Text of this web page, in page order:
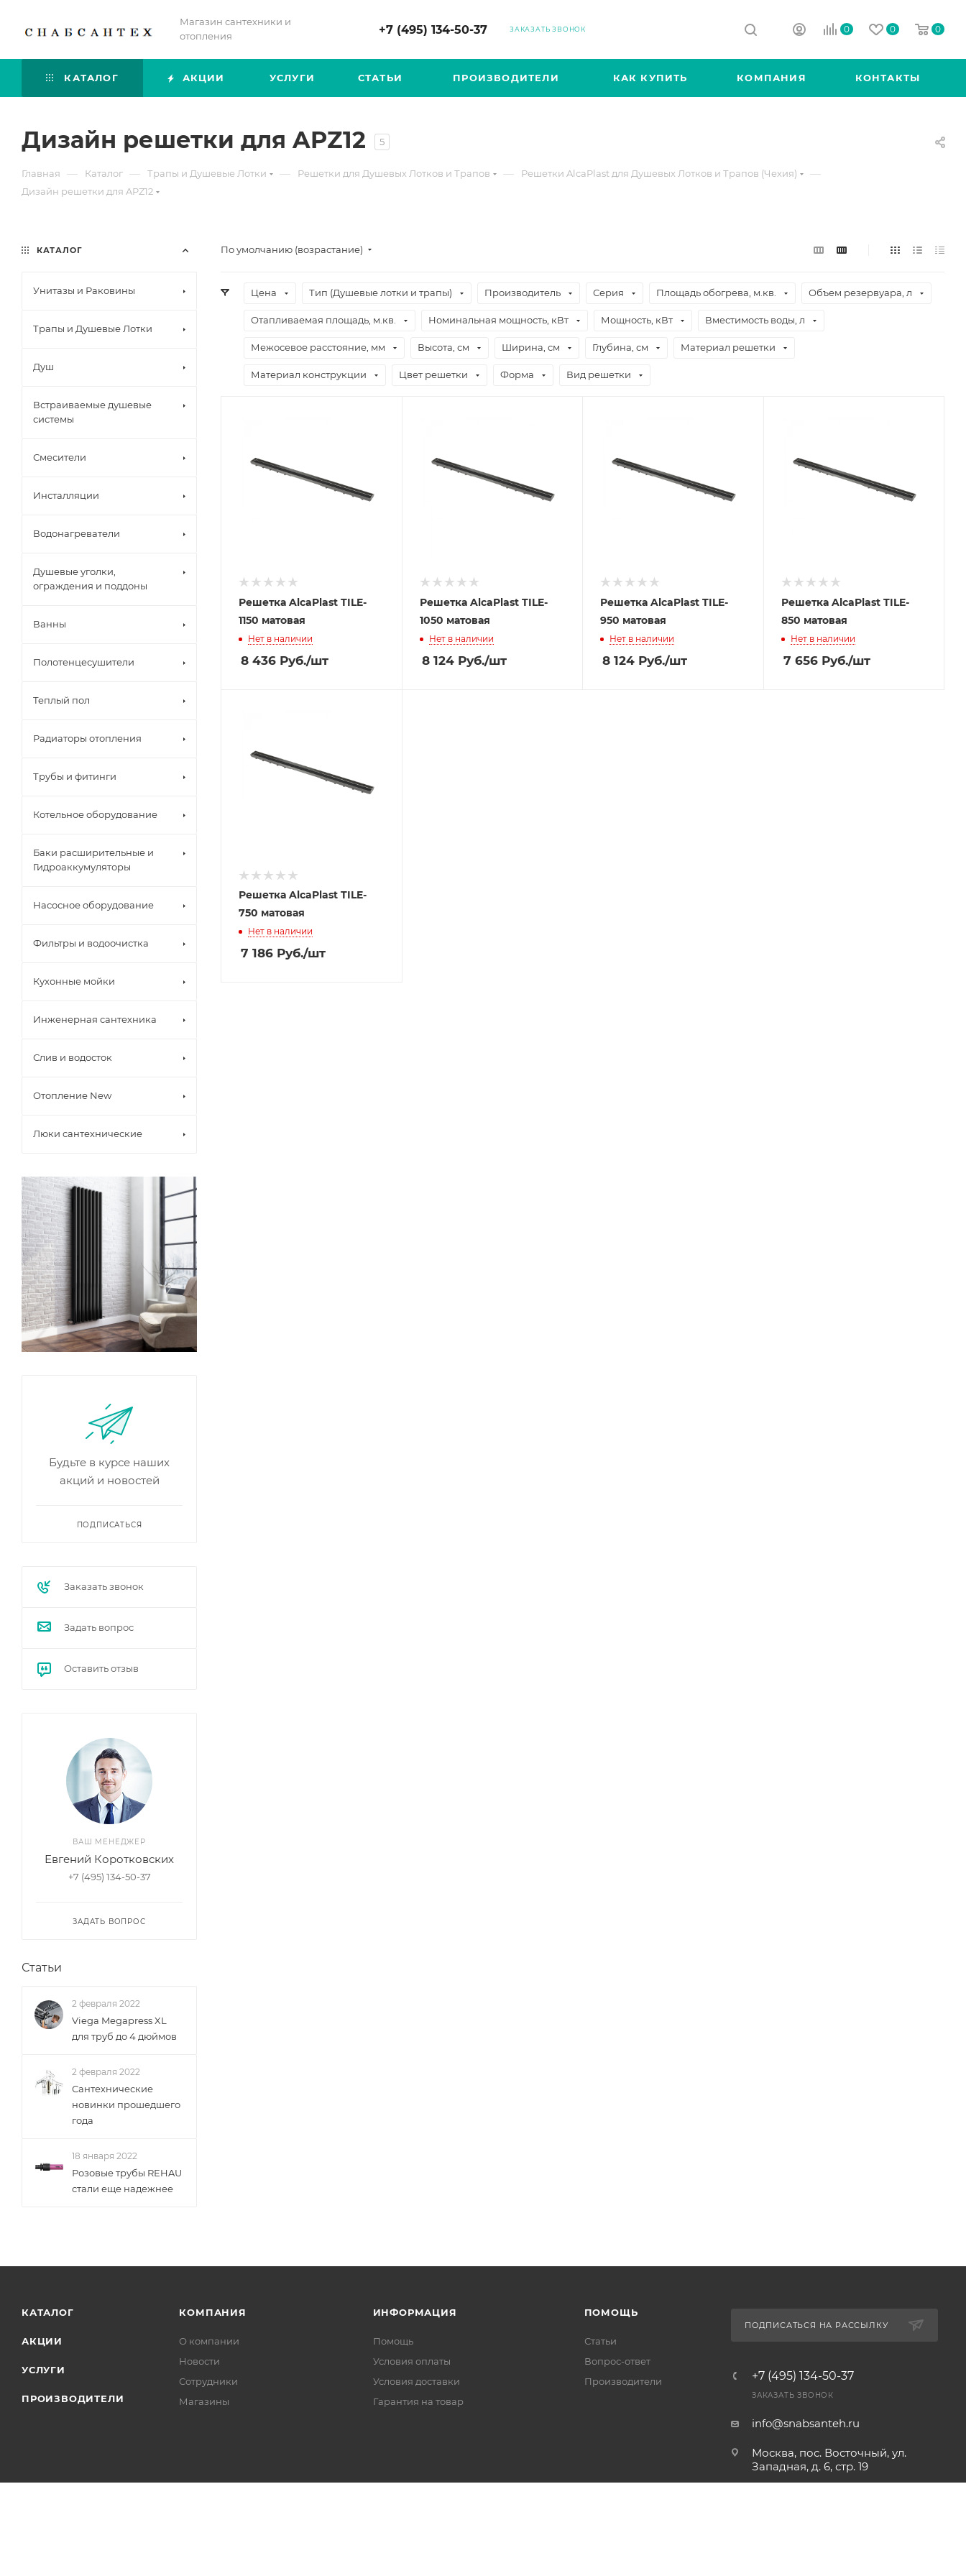
Магазин сантехники и
отопления
+7 (495) 134-50-37 ЗАКАЗАТЬ ЗВОНОК 0 0 0
КАТАЛОГ АКЦИИ УСЛУГИ СТАТЬИ ПРОИЗВОДИТЕЛИ КАК КУПИТЬ КОМПАНИЯ КОНТАКТЫ
Дизайн решетки для APZ12 5
Главная — Каталог — Трапы и Душевые Лотки — Решетки для Душевых Лотков и Трапов — Решетки AlcaPlast для Душевых Лотков и Трапов (Чехия) —
Дизайн решетки для APZ12
По умолчанию (возрастание)
Цена Тип (Душевые лотки и трапы) Производитель Серия Площадь обогрева, м.кв. Объем резервуара, л
Отапливаемая площадь, м.кв. Номинальная мощность, кВт Мощность, кВт Вместимость воды, л
Межосевое расстояние, мм Высота, см Ширина, см Глубина, см Материал решетки
Материал конструкции Цвет решетки Форма Вид решетки
Решетка AlcaPlast TILE-
1150 матовая
Нет в наличии
8 436 Руб./шт
Решетка AlcaPlast TILE-
1050 матовая
Нет в наличии
8 124Руб./шт
Решетка AlcaPlast TILE-
950 матовая
Нет в наличии
8 124 Руб./шт
Решетка AlcaPlast TILE-
850 матовая
Нет в наличии
7 656Руб./шт
Решетка AlcaPlast TILE-
750 матовая
Нет в наличии
7 186 Руб./шт
КАТАЛОГ
Унитазы и Раковины
Трапы и Душевые Лотки
Душ
Встраиваемые душевые
системы
Смесители
Инсталляции
Водонагреватели
Душевые уголки,
ограждения и поддоны
Ванны
Полотенцесушители
Теплый пол
Радиаторы отопления
Трубы и фитинги
Котельное оборудование
Баки расширительные и
Гидроаккумуляторы
Насосное оборудование
Фильтры и водоочистка
Кухонные мойки
Инженерная сантехника
Слив и водосток
Отопление New
Люки сантехнические
Будьте в курсе наших
акций и новостей
ПОДПИСАТЬСЯ
Заказать звонок
Задать вопрос
Оставить отзыв
ВАШ МЕНЕДЖЕР
Евгений Коротковских
+7 (495) 134-50-37
ЗАДАТЬ ВОПРОС
Статьи
2 февраля 2022
Viega Megapress XL
для труб до 4 дюймов
2 февраля 2022
Сантехнические
новинки прошедшего
года
18 января 2022
Розовые трубы REHAU
стали еще надежнее
КАТАЛОГ
АКЦИИ
УСЛУГИ
ПРОИЗВОДИТЕЛИ
КОМПАНИЯ
О компании
Новости
Сотрудники
Магазины
ИНФОРМАЦИЯ
Помощь
Условия оплаты
Условия доставки
Гарантия на товар
ПОМОЩЬ
Статьи
Вопрос-ответ
Производители
ПОДПИСАТЬСЯ НА РАССЫЛКУ
+7 (495) 134-50-37
ЗАКАЗАТЬ ЗВОНОК
info@snabsanteh.ru
Москва, пос. Восточный, ул.
Западная, д. 6, стр. 19